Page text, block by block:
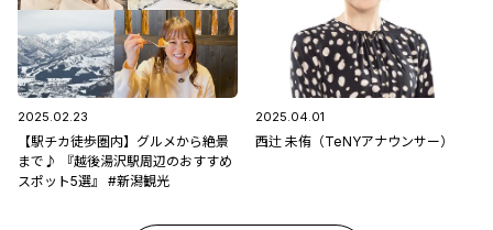
2025.02.23
【駅チカ徒歩圏内】グルメから絶景
まで♪ 『越後湯沢駅周辺のおすすめ
スポット5選』 #新潟観光
2025.04.01
西辻 未侑（TeNYアナウンサー）